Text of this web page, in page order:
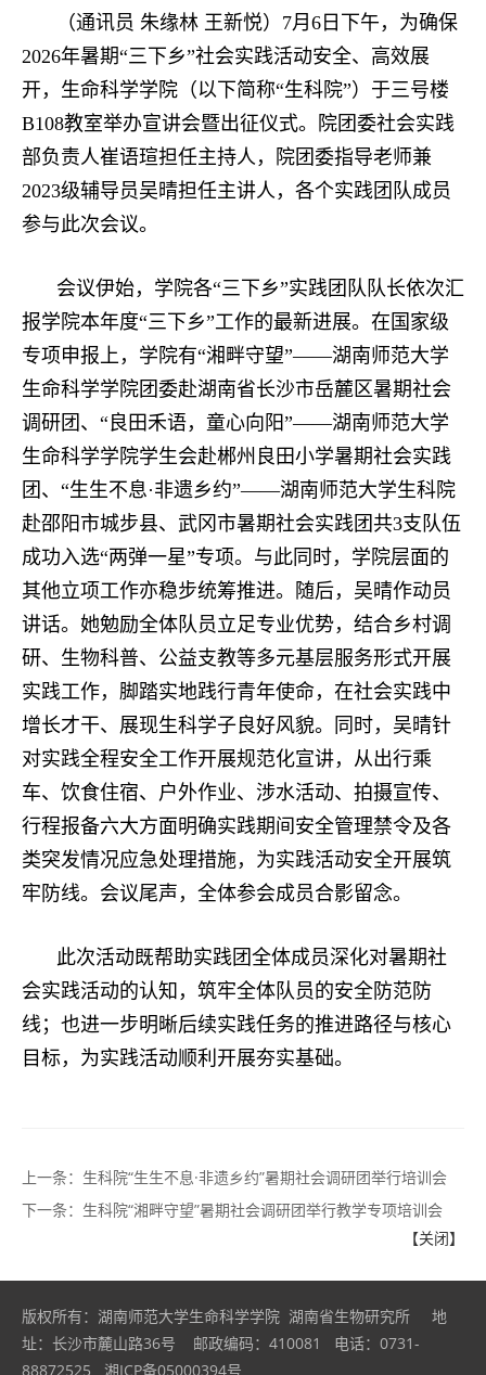
（通讯员 朱缘林 王新悦）7月6日下午，为确保
2026年暑期“三下乡”社会实践活动安全、高效展
开，生命科学学院（以下简称“生科院”）于三号楼
B108教室举办宣讲会暨出征仪式。院团委社会实践
部负责人崔语瑄担任主持人，院团委指导老师兼
2023级辅导员吴晴担任主讲人，各个实践团队成员
参与此次会议。
会议伊始，学院各“三下乡”实践团队队长依次汇
报学院本年度“三下乡”工作的最新进展。在国家级
专项申报上，学院有“湘畔守望”——湖南师范大学
生命科学学院团委赴湖南省长沙市岳麓区暑期社会
调研团、“良田禾语，童心向阳”——湖南师范大学
生命科学学院学生会赴郴州良田小学暑期社会实践
团、“生生不息·非遗乡约”——湖南师范大学生科院
赴邵阳市城步县、武冈市暑期社会实践团共3支队伍
成功入选“两弹一星”专项。与此同时，学院层面的
其他立项工作亦稳步统筹推进。随后，吴晴作动员
讲话。她勉励全体队员立足专业优势，结合乡村调
研、生物科普、公益支教等多元基层服务形式开展
实践工作，脚踏实地践行青年使命，在社会实践中
增长才干、展现生科学子良好风貌。同时，吴晴针
对实践全程安全工作开展规范化宣讲，从出行乘
车、饮食住宿、户外作业、涉水活动、拍摄宣传、
行程报备六大方面明确实践期间安全管理禁令及各
类突发情况应急处理措施，为实践活动安全开展筑
牢防线。会议尾声，全体参会成员合影留念。
此次活动既帮助实践团全体成员深化对暑期社
会实践活动的认知，筑牢全体队员的安全防范防
线；也进一步明晰后续实践任务的推进路径与核心
目标，为实践活动顺利开展夯实基础。
上一条： 生科院“生生不息·非遗乡约”暑期社会调研团举行培训会
下一条： 生科院“湘畔守望”暑期社会调研团举行教学专项培训会
【关闭】
版权所有：湖南师范大学生命科学学院 湖南省生物研究所 地
址：长沙市麓山路36号 邮政编码：410081 电话：0731-
88872525 湘ICP备05000394号